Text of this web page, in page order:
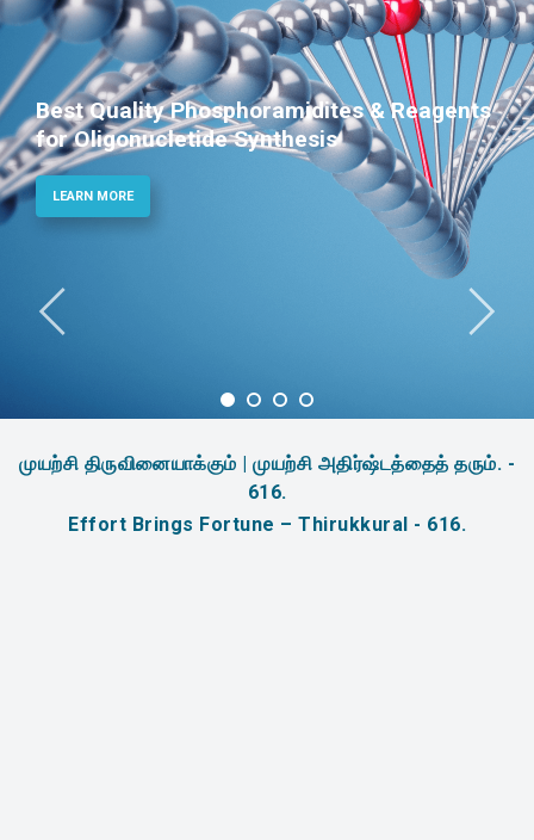
Best Quality Phosphoramidites & Reagents
for Oligonucletide Synthesis
LEARN MORE
முயற்சி திருவினையாக்கும் | முயற்சி அதிர்ஷ்டத்தைத் தரும். -
616.
Effort Brings Fortune – Thirukkural - 616.